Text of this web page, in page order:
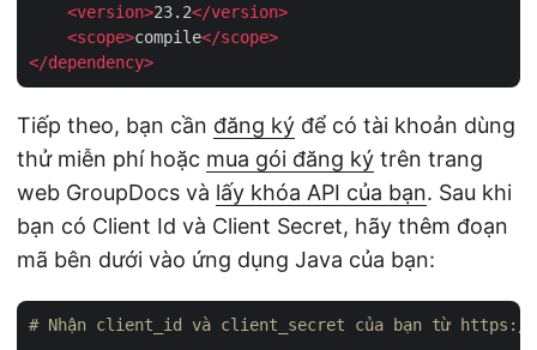
<version>23.2</version>
<scope>compile</scope>
</dependency>
Tiếp theo, bạn cần đăng ký để có tài khoản dùng
thử miễn phí hoặc mua gói đăng ký trên trang
web GroupDocs và lấy khóa API của bạn. Sau khi
bạn có Client Id và Client Secret, hãy thêm đoạn
mã bên dưới vào ứng dụng Java của bạn:
# Nhận client_id và client_secret của bạn từ https://